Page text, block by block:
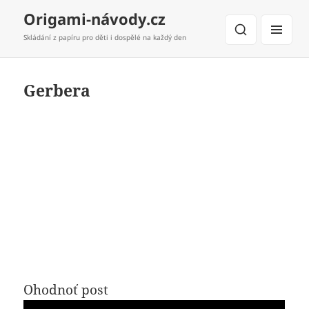
Origami-návody.cz
Skládání z papíru pro děti i dospělé na každý den
Gerbera
Ohodnoť post